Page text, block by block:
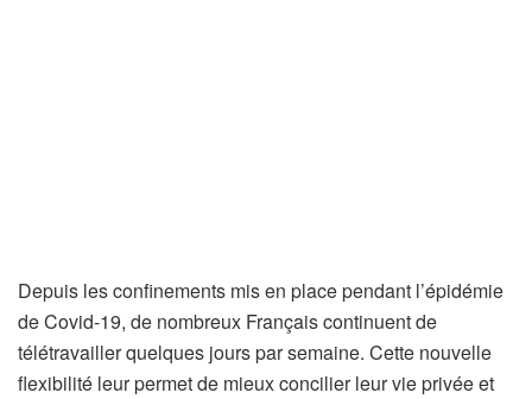
Depuis les confinements mis en place pendant l’épidémie
de Covid-19, de nombreux Français continuent de
télétravailler quelques jours par semaine. Cette nouvelle
flexibilité leur permet de mieux concilier leur vie privée et